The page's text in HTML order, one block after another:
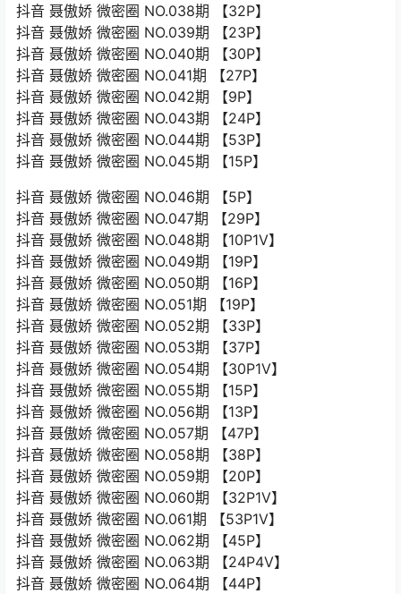
抖音 聂傲娇 微密圈 NO.038期 【32P】
抖音 聂傲娇 微密圈 NO.039期 【23P】
抖音 聂傲娇 微密圈 NO.040期 【30P】
抖音 聂傲娇 微密圈 NO.041期 【27P】
抖音 聂傲娇 微密圈 NO.042期 【9P】
抖音 聂傲娇 微密圈 NO.043期 【24P】
抖音 聂傲娇 微密圈 NO.044期 【53P】
抖音 聂傲娇 微密圈 NO.045期 【15P】
抖音 聂傲娇 微密圈 NO.046期 【5P】
抖音 聂傲娇 微密圈 NO.047期 【29P】
抖音 聂傲娇 微密圈 NO.048期 【10P1V】
抖音 聂傲娇 微密圈 NO.049期 【19P】
抖音 聂傲娇 微密圈 NO.050期 【16P】
抖音 聂傲娇 微密圈 NO.051期 【19P】
抖音 聂傲娇 微密圈 NO.052期 【33P】
抖音 聂傲娇 微密圈 NO.053期 【37P】
抖音 聂傲娇 微密圈 NO.054期 【30P1V】
抖音 聂傲娇 微密圈 NO.055期 【15P】
抖音 聂傲娇 微密圈 NO.056期 【13P】
抖音 聂傲娇 微密圈 NO.057期 【47P】
抖音 聂傲娇 微密圈 NO.058期 【38P】
抖音 聂傲娇 微密圈 NO.059期 【20P】
抖音 聂傲娇 微密圈 NO.060期 【32P1V】
抖音 聂傲娇 微密圈 NO.061期 【53P1V】
抖音 聂傲娇 微密圈 NO.062期 【45P】
抖音 聂傲娇 微密圈 NO.063期 【24P4V】
抖音 聂傲娇 微密圈 NO.064期 【44P】